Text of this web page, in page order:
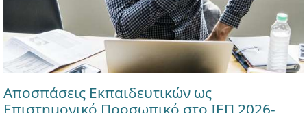
Αποσπάσεις Εκπαιδευτικών ως
Επιστημονικό Προσωπικό στο ΙΕΠ 2026-